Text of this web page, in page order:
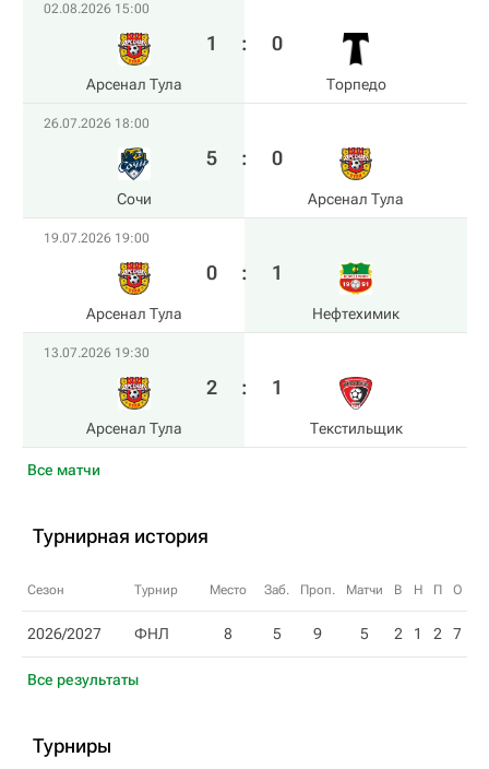
Все матчи
02.08.2026 15:00
Арсенал Тула
1 : 0
Торпедо
26.07.2026 18:00
Сочи
5 : 0
Арсенал Тула
19.07.2026 19:00
Арсенал Тула
0 : 1
Нефтехимик
13.07.2026 19:30
Арсенал Тула
2 : 1
Текстильщик
Турнирная история
Сезон Турнир Место Заб. Проп. Матчи В Н П О
2026/2027 ФНЛ 8 5 9 5 2 1 2 7
Все результаты
Турниры